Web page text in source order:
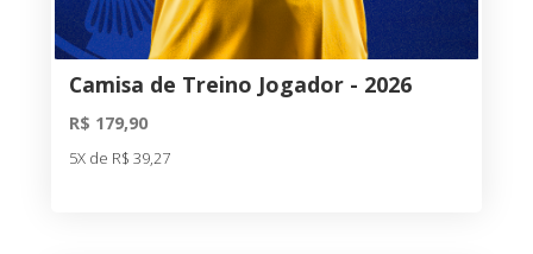
Camisa de Treino Jogador - 2026
R$ 179,90
5X de R$ 39,27